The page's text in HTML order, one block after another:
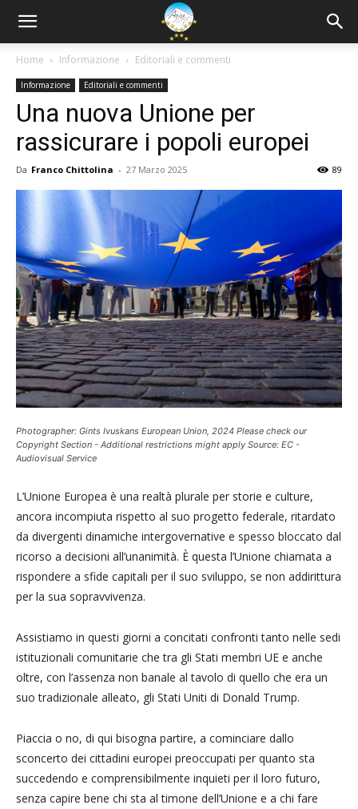
Home Informazione Editoriali e commenti
Informazione Editoriali e commenti
Una nuova Unione per
rassicurare i popoli europei
Da Franco Chittolina - 27 Marzo 2025 89
Photographer: Gints Ivuskans European Union, 2024 Please check our
Copyright Section - Additional restrictions might apply Source: EC -
Audiovisual Service
L’Unione Europea è una realtà plurale per storie e culture,
ancora incompiuta rispetto al suo progetto federale, ritardato
da divergenti dinamiche intergovernative e spesso bloccato dal
ricorso a decisioni all’unanimità. È questa l’Unione chiamata a
rispondere a sfide capitali per il suo sviluppo, se non addirittura
per la sua sopravvivenza.
Assistiamo in questi giorni a concitati confronti tanto nelle sedi
istituzionali comunitarie che tra gli Stati membri UE e anche
oltre, con l’assenza non banale al tavolo di quello che era un
suo tradizionale alleato, gli Stati Uniti di Donald Trump.
Piaccia o no, di qui bisogna partire, a cominciare dallo
sconcerto dei cittadini europei preoccupati per quanto sta
succedendo e comprensibilmente inquieti per il loro futuro,
senza capire bene chi sta al timone dell’Unione e a chi fare